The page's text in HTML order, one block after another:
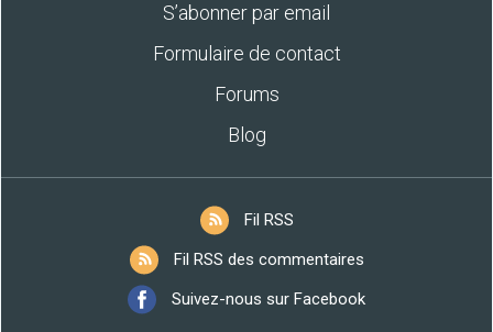
S’abonner par email
Formulaire de contact
Forums
Blog
Fil RSS
Fil RSS des commentaires
Suivez-nous sur Facebook